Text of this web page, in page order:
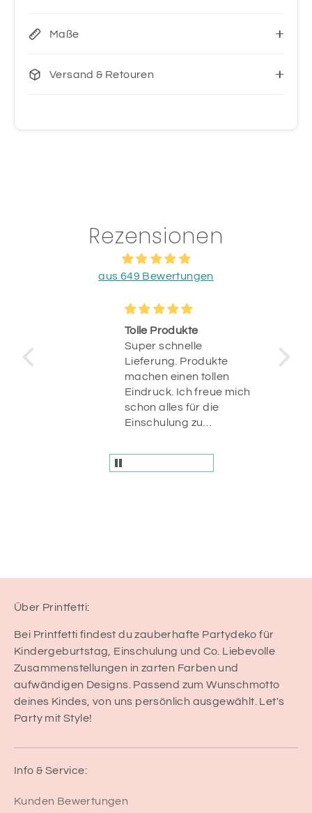
Maße
Versand & Retouren
Rezensionen
aus 649 Bewertungen
Tolle Produkte
Super schnelle
Lieferung. Produkte
machen einen tollen
Eindruck. Ich freue mich
schon alles für die
Einschulung zu
Über Printfetti:
Bei Printfetti findest du zauberhafte Partydeko für
Kindergeburtstag, Einschulung und Co. Liebevolle
Zusammenstellungen in zarten Farben und
aufwändigen Designs. Passend zum Wunschmotto
deines Kindes, von uns persönlich ausgewählt. Let's
Party mit Style!
Info & Service:
Kunden Bewertungen